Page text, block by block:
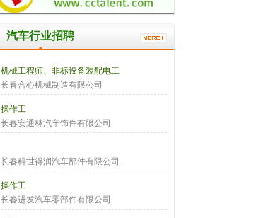
汽车行业招聘
机械工程师、非标设备装配电工
长春合心机械制造有限公司
操作工
长春安通林汽车饰件有限公司
长春科世得润汽车部件有限公司..
操作工
长春进发汽车零部件有限公司